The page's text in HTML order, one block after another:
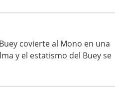
covierte al Mono en una
y el estatismo del Buey se